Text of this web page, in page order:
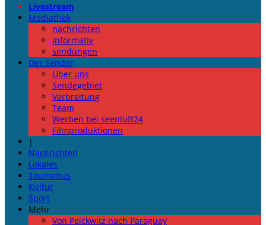
Livestream
Mediathek
nachrichten
informativ
sendungen
Der Sender
Über uns
Sendegebiet
Verbreitung
Team
Werben bei seenluft24
Filmproduktionen
|
Nachrichten
Lokales
Tourismus
Kultur
Sport
Mehr
Von Peickwitz nach Paraguay